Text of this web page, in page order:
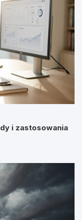
i zastosowania